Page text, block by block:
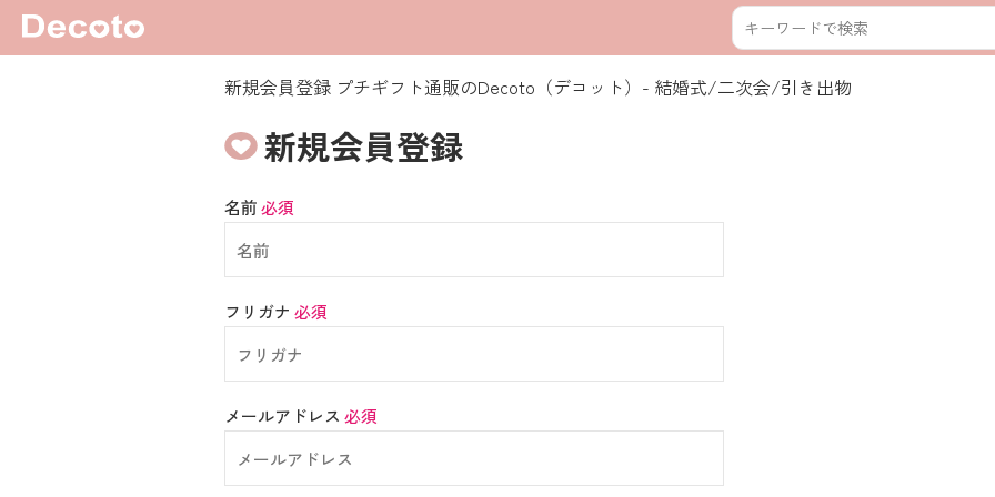
新規会員登録 プチギフト通販のDecoto（デコット）- 結婚式/二次会/引き出物
新規会員登録
名前必須
フリガナ 必須
メールアドレス 必須